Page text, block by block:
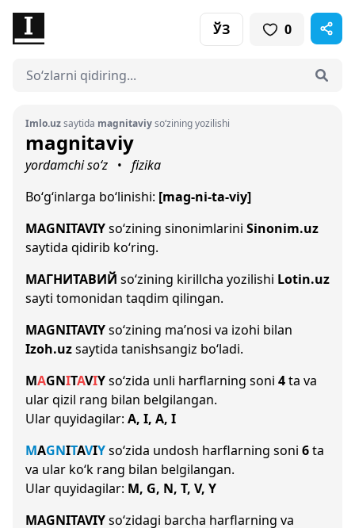
ЎЗ 0
Imlo.uzsaytida magnitaviyso‘zining yozilishi
magnitaviy
yordamchi so‘z •
fizika
Bo‘g‘inlarga bo‘linishi: [mag-ni-ta-viy]
MAGNITAVIYso‘zining sinonimlarini Sinonim.uz
saytida qidirib ko‘ring.
МАГНИТАВИЙ so‘zining kirillcha yozilishi Lotin.uz
sayti tomonidan taqdim qilingan.
MAGNITAVIYso‘zining ma’nosi va izohi bilan
Izoh.uzsaytida tanishsangiz bo‘ladi.
MAGNITAVIYso‘zida unli harflarning soni 4ta va
ular qizil rang bilan belgilangan.
Ular quyidagilar: A, I, A, I
MAGNITAVIYso‘zida undosh harflarning soni 6ta
va ular ko‘k rang bilan belgilangan.
Ular quyidagilar: M, G, N, T, V, Y
MAGNITAVIYso‘zidagi barcha harflarning va